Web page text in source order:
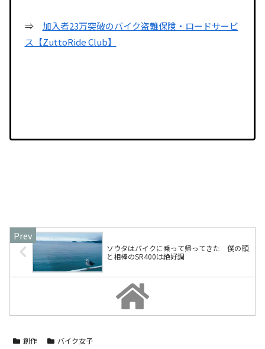
⇒ 加入者23万突破のバイク盗難保険・ロードサービ
ス【ZuttoRide Club】
ソウタはバイクに乗って帰ってきた 僕の頭
と相棒のSR400は絶好調
創作 バイク女子